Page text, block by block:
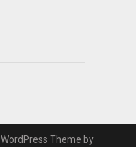
| WordPress Theme by